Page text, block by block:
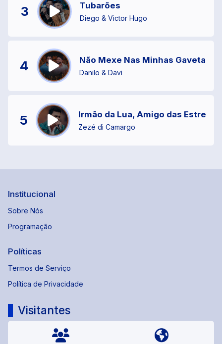
3 Tubarões
Diego & Victor Hugo
4 Não Mexe Nas Minhas Gavetas
Danilo & Davi
5 Irmão da Lua, Amigo das Estrelas
Zezé di Camargo
Institucional
Sobre Nós
Programação
Políticas
Termos de Serviço
Política de Privacidade
Visitantes